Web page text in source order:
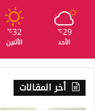
29
℃
الأحد
32
℃
الأثنين
أخر المقالات